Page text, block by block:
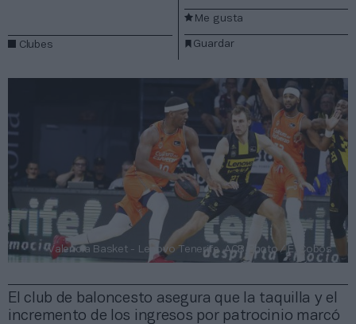
El club de baloncesto asegura que la taquilla y el
incremento de los ingresos por patrocinio marcó
Valencia Basket - Lenovo Tenerife. ACB Photo / E. Cobos
Clubes Guardar
Me gusta